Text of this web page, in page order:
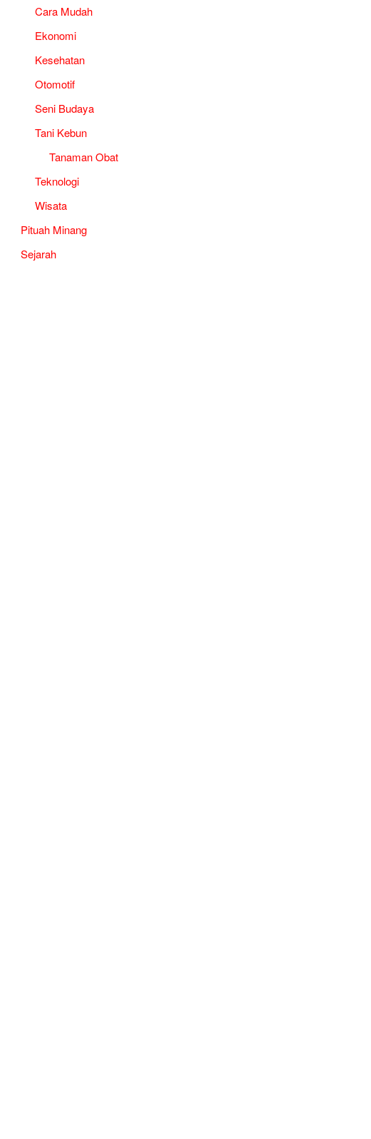
Cara Mudah
Ekonomi
Kesehatan
Otomotif
Seni Budaya
Tani Kebun
Tanaman Obat
Teknologi
Wisata
Pituah Minang
Sejarah